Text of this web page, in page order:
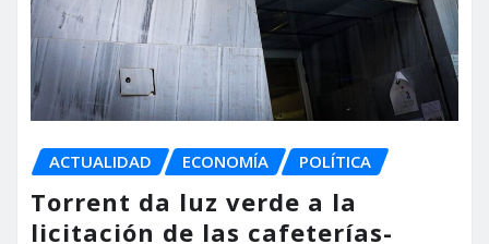
ACTUALIDAD ECONOMÍA POLÍTICA
Torrent da luz verde a la
licitación de las cafeterías-